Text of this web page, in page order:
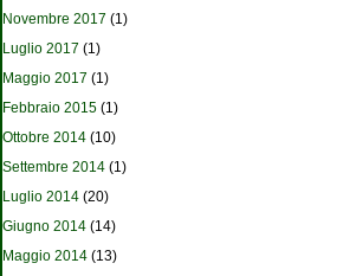
Novembre 2017 (1)
Luglio 2017 (1)
Maggio 2017 (1)
Febbraio 2015 (1)
Ottobre 2014 (10)
Settembre 2014 (1)
Luglio 2014 (20)
Giugno 2014 (14)
Maggio 2014 (13)